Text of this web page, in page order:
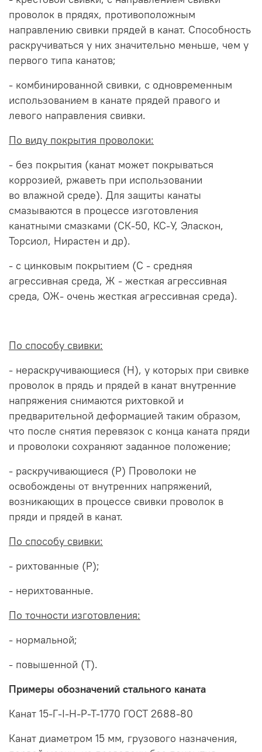
проволок в прядях, противоположным
направлению свивки прядей в канат. Способность
раскручиваться у них значительно меньше, чем у
первого типа канатов;
- комбинированной свивки, с одновременным
использованием в канате прядей правого и
левого направления свивки.
По виду покрытия проволоки:
- без покрытия (канат может покрываться
коррозией, ржаветь при использовании
во влажной среде). Для защиты канаты
смазываются в процессе изготовления
канатными смазками (СК-50, КС-У, Эласкон,
Торсиол, Нирастен и др).
- с цинковым покрытием (С - средняя
агрессивная среда, Ж - жесткая агрессивная
среда, ОЖ- очень жесткая агрессивная среда).
По способу свивки:
- нераскручивающиеся (Н), у которых при свивке
проволок в прядь и прядей в канат внутренние
напряжения снимаются рихтовкой и
предварительной деформацией таким образом,
что после снятия перевязок с конца каната пряди
и проволоки сохраняют заданное положение;
- раскручивающиеся (Р) Проволоки не
освобождены от внутренних напряжений,
возникающих в процессе свивки проволок в
пряди и прядей в канат.
По способу свивки:
- рихтованные (Р);
- нерихтованные.
По точности изготовления:
- нормальной;
- повышенной (Т).
Примеры обозначений стального каната
Канат 15-Г-I-Н-Р-Т-1770 ГОСТ 2688-80
Канат диаметром 15 мм, грузового назначения,